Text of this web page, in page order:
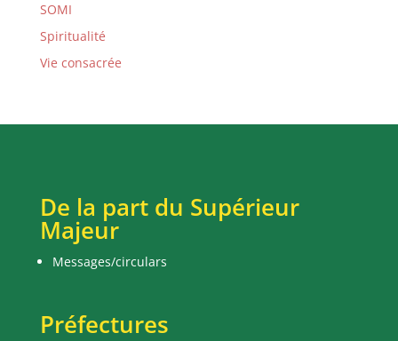
SOMI
Spiritualité
Vie consacrée
De la part du Supérieur
Majeur
Messages/circulars
Préfectures